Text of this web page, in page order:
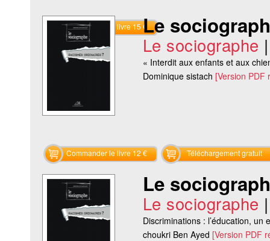
Commander le livre 15 €Le
Le sociographe
« Interdit aux enfants et aux
Dominique sistach [Version PDF
Commander le livre 12 € Téléchargement gratuit
Le
Le sociographe
Discriminations : l’éducation, un
choukri Ben Ayed [Version PDF